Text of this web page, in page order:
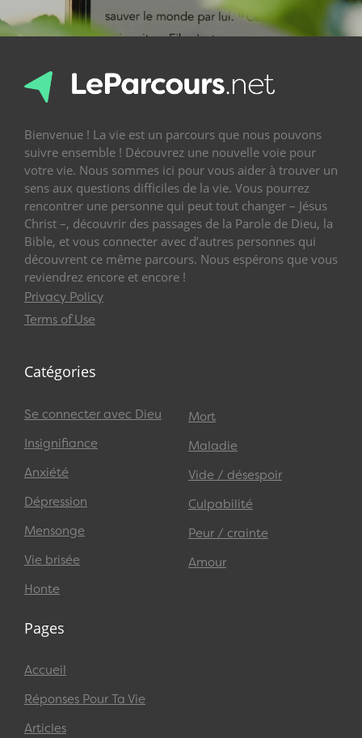
Bienvenue ! La vie est un parcours que nous pouvons
suivre ensemble ! Découvrez une nouvelle voie pour
votre vie. Nous sommes ici pour vous aider à trouver un
sens aux questions difficiles de la vie. Vous pourrez
rencontrer une personne qui peut tout changer – Jésus
Christ –, découvrir des passages de la Parole de Dieu, la
Bible, et vous connecter avec d’autres personnes qui
découvrent ce même parcours. Nous espérons que vous
reviendrez encore et encore !
Privacy Policy
Terms of Use
Catégories
Se connecter avec Dieu
Insignifiance
Anxiété
Dépression
Mensonge
Vie brisée
Honte
Mort
Maladie
Vide / désespoir
Culpabilité
Peur / crainte
Amour
Pages
Accueil
Réponses Pour Ta Vie
Articles